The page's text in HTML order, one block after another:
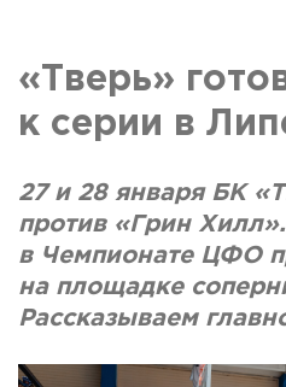
«Тверь»
к серии в
27 и 28 января БК
против «Грин
в Чемпионате ЦФО
на площадке
Рассказываем